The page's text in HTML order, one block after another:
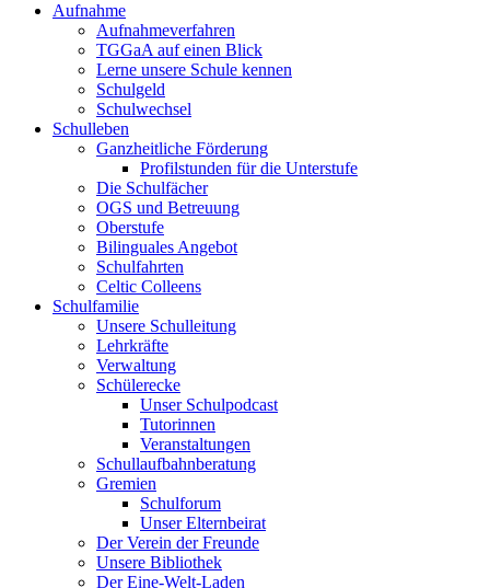
Aufnahme
Aufnahmeverfahren
TGGaA auf einen Blick
Lerne unsere Schule kennen
Schulgeld
Schulwechsel
Schulleben
Ganzheitliche Förderung
Profilstunden für die Unterstufe
Die Schulfächer
OGS und Betreuung
Oberstufe
Bilinguales Angebot
Schulfahrten
Celtic Colleens
Schulfamilie
Unsere Schulleitung
Lehrkräfte
Verwaltung
Schülerecke
Unser Schulpodcast
Tutorinnen
Veranstaltungen
Schullaufbahnberatung
Gremien
Schulforum
Unser Elternbeirat
Der Verein der Freunde
Unsere Bibliothek
Der Eine-Welt-Laden